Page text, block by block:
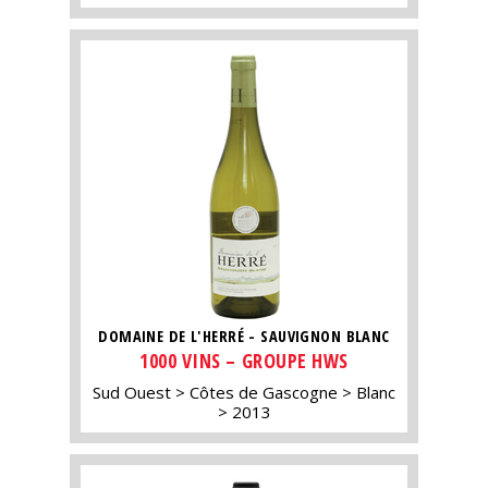
DOMAINE DE L'HERRÉ - SAUVIGNON BLANC
1000 VINS – GROUPE HWS
Sud Ouest Côtes de Gascogne
Blanc
2013